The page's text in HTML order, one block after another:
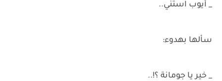
_ أيوب استني..
سألها بهدوء:
_ خير يا جومانة ؟!..